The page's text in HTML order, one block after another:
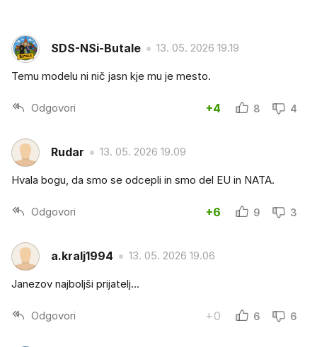
SDS-NSi-Butale 13. 05. 2026 19.19
Temu modelu ni nič jasn kje mu je mesto.
Odgovori +4 8 4
Rudar 13. 05. 2026 19.09
Hvala bogu, da smo se odcepli in smo del EU in NATA.
Odgovori +6 9 3
a.kralj1994 13. 05. 2026 19.06
Janezov najboljši prijatelj...
Odgovori +0 6 6